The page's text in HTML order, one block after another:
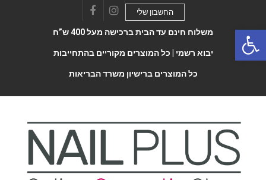
FacebookInstagram
החשבון שלי
משלוח חינם עד הבית ברכישה מעל 400 ש”ח
יבוא רשמי | כל המוצרים מקוריים בהתחייבות
כל המוצרים ברישיון משרד הבריאות